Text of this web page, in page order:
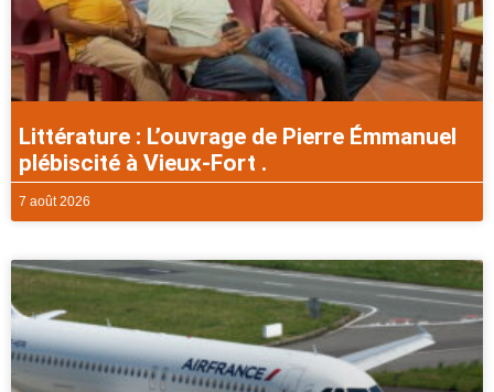
Littérature : L’ouvrage de Pierre Émmanuel
plébiscité à Vieux-Fort .
7 août 2026